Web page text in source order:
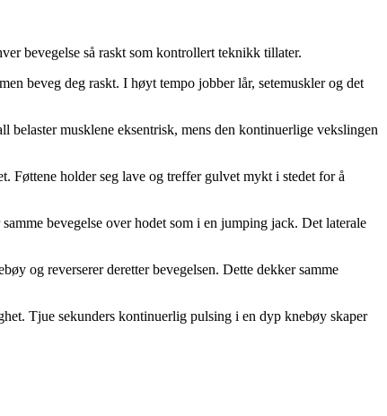
bevegelse så raskt som kontrollert teknikk tillater.
beveg deg raskt. I høyt tempo jobber lår, setemuskler og det
musklene eksentrisk, mens den kontinuerlige vekslingen
Føttene holder seg lave og treffer gulvet mykt i stedet for å
bevegelse over hodet som i en jumping jack. Det laterale
og reverserer deretter bevegelsen. Dette dekker samme
Tjue sekunders kontinuerlig pulsing i en dyp knebøy skaper